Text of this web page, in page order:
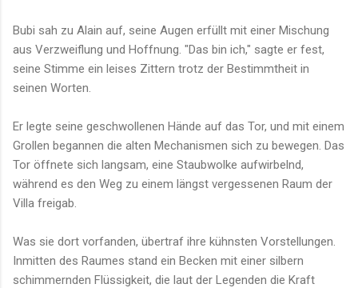
Bubi sah zu Alain auf, seine Augen erfüllt mit einer Mischung
aus Verzweiflung und Hoffnung. "Das bin ich," sagte er fest,
seine Stimme ein leises Zittern trotz der Bestimmtheit in
seinen Worten.
Er legte seine geschwollenen Hände auf das Tor, und mit einem
Grollen begannen die alten Mechanismen sich zu bewegen. Das
Tor öffnete sich langsam, eine Staubwolke aufwirbelnd,
während es den Weg zu einem längst vergessenen Raum der
Villa freigab.
Was sie dort vorfanden, übertraf ihre kühnsten Vorstellungen.
Inmitten des Raumes stand ein Becken mit einer silbern
schimmernden Flüssigkeit, die laut der Legenden die Kraft